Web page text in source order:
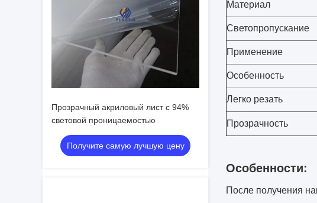
Прозрачный акриловый лист с 94%
световой проницаемостью
Получите самую лучшую цену
Материал
Светопропускание
Применение
Особенность
Легко резать
Прозрачность
Особенности:
После получения